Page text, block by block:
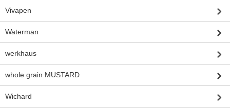
Vivapen
Waterman
werkhaus
whole grain MUSTARD
Wichard